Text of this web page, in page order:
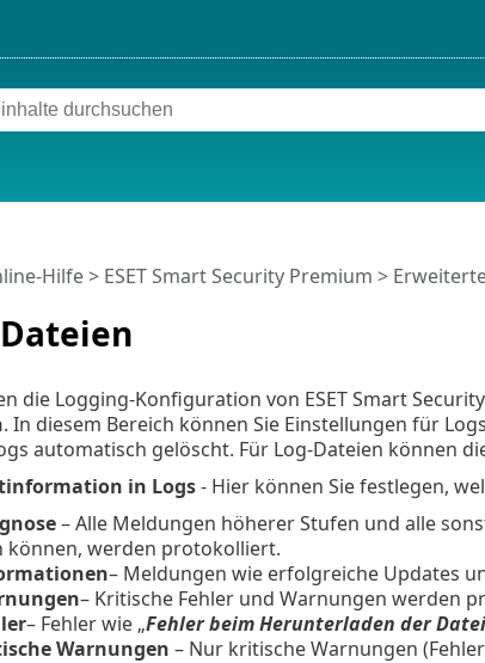
Hilfe> ESET Smart Security Premium >
die Logging-Konfiguration von ESET Smart
. In diesem Bereich können Sie Einstellungen für
automatisch gelöscht. Für Log-Dateien können
in Logs- Hier können Sie festlegen,
– Alle Meldungen höherer Stufen und alle
können, werden protokolliert.
– Meldungen wie erfolgreiche Updates
– Kritische Fehler und Warnungen werden
– Fehler wie „Fehler beim Herunterladen der Datei
Warnungen – Nur kritische Warnungen